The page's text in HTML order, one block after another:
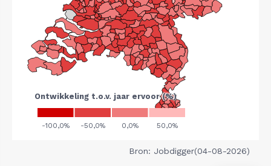
Bron: Jobdigger(04-08-2026)